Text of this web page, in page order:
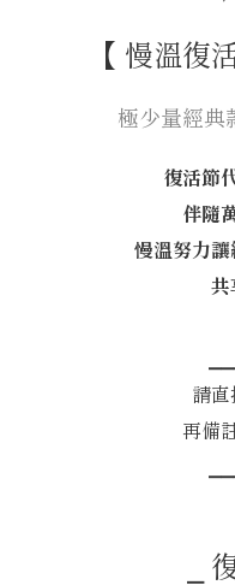
【 慢溫復
極少量經典
復活節
伴隨
慢溫努力
請
再備
⎯